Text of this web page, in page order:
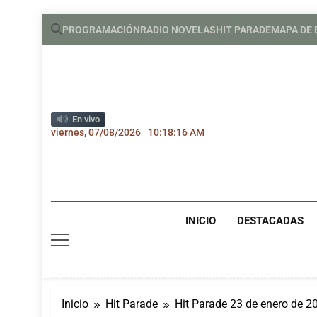
Saltar
PROGRAMACIÓNRADIO NOVELASHIT PARADEMAPA DE
En vivo
viernes, 07/08/2026 10:18:17 AM
INICIO DESTACADAS
Inicio Hit Parade Hit Parade 23 de enero de